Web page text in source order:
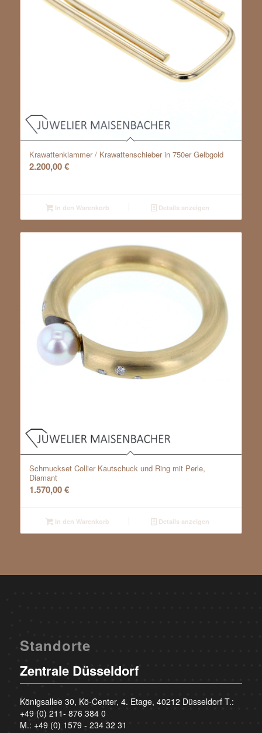
Krawattenklammer / Krawattenschieber in 750er Gelbgold
2.200,00€
In den Warenkorb Details anzeigen
Schmuckset Collier Kautschuck und Ring mit Perle,
Diamant
1.570,00€
In den Warenkorb Details anzeigen
Standorte
Zentrale Düsseldorf
Königsallee 30, Kö-Center, 4. Etage, 40212 Düsseldorf T.:
+49 (0) 211- 876 384 0
M.: +49 (0) 1579 - 234 32 31